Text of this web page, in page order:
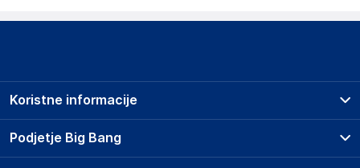
Podjetje Big Bang
Koristne informacije
Prodajna mesta